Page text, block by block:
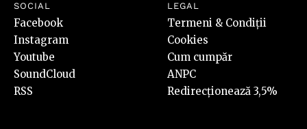
SOCIAL
Facebook
Instagram
Youtube
SoundCloud
RSS
LEGAL
Termeni & Condiții
Cookies
Cum cumpăr
ANPC
Redirecționează 3,5%